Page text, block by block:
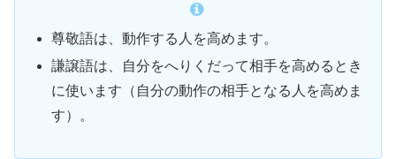
尊敬語は、動作する人を高めます。
謙譲語は、自分をへりくだって相手を高めるとき
に使います（自分の動作の相手となる人を高めま
す）。